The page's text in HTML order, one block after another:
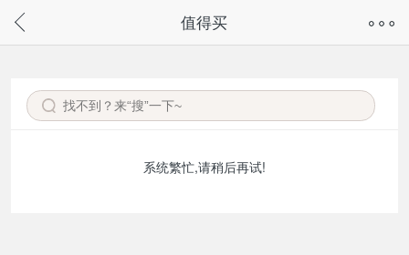
请通过微信或支付宝搜“奇兔客小程序”访问
值得买
系统繁忙,请稍后再试!